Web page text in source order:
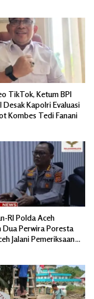
TikTok, Ketum BPI
Desak Kapolri Evaluasi
Kombes Tedi Fanani
RI Polda Aceh
Dua Perwira Poresta
Jalani Pemeriksaan